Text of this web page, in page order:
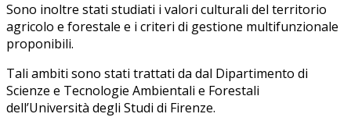
Sono inoltre stati studiati i valori culturali del territorio
agricolo e forestale e i criteri di gestione multifunzionale
proponibili.
Tali ambiti sono stati trattati da dal Dipartimento di
Scienze e Tecnologie Ambientali e Forestali
dell’Università degli Studi di Firenze.